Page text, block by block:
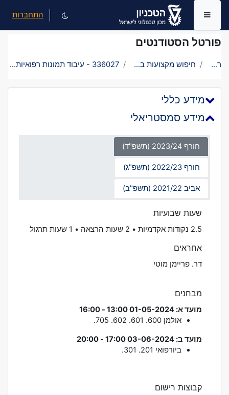
דילוג לתוכן הראשי
פורטל הסטודנטים
ראשי חיפוש מקצועות בטכניון 336027 - עיבוד תמונות רפואיות (עתר)
מידע כללי
מידע סמסטריאלי
חורף 2023/24 (תשפ"ד)
חורף 2022/23 (תשפ"ג)
אביב 2021/22 (תשפ"ב)
שעות שבועיות
2.5 נקודות אקדמיות • 2 שעות הרצאה • 1 שעות תרגול
אחראים
דר. פריימן מוטי
מבחנים
מועד א: 01-05-2024 13:00 - 16:00
אולמן
מועד ב: 03-06-2024 17:00 - 20:00
ביורפואי
קבוצות רישום
חלון סקירה צדדי התחברות